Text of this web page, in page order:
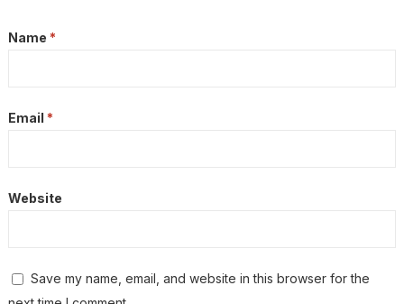
Name *
Email *
Website
Save my name, email, and website in this browser for the